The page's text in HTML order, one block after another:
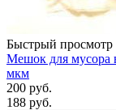
Быстрый просмотр
Мешок для мусора
мкм
200 руб.
188 руб.